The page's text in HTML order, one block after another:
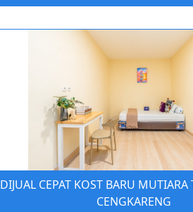
DIJUAL CEPAT KOST BARU
CENGKARENG